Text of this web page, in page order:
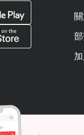
求或指定座位視情況而定
爭議，馬哥孛羅酒店
適用於以上餐牌菜式
扣優惠只適用於單點